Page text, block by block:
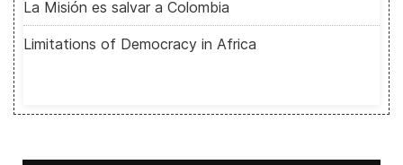
La Misión es salvar a Colombia
Limitations of Democracy in Africa